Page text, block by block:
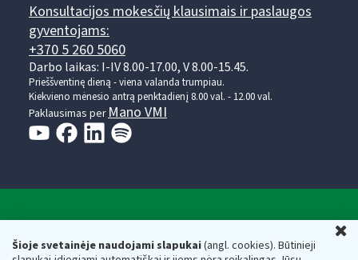
Šioje svetainėje naudojami slapukai(angl. cookies). Būtinieji
Konsultacijos mokesčių klausimais ir paslaugos
gyventojams:
+370 5 260 5060
Darbo laikas: I-IV 8.00-17.00, V 8.00-15.45.
Prieššventinę dieną - viena valanda trumpiau.
Kiekvieno mėnesio antrą penktadienį 8.00 val. - 12.00 val.
Paklausimas per Mano VMI
Respublikos finansų ministerijos